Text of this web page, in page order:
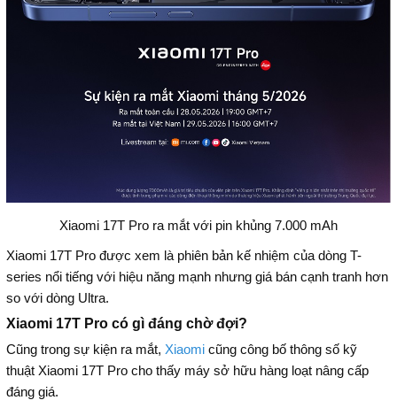
Xiaomi 17T Pro ra mắt với pin khủng 7.000 mAh
Xiaomi 17T Pro được xem là phiên bản kế nhiệm của dòng T-
series nổi tiếng với hiệu năng mạnh nhưng giá bán cạnh tranh hơn
so với dòng Ultra.
Xiaomi 17T Pro có gì đáng chờ đợi?
Cũng trong sự kiện ra mắt, Xiaomicũng công bố thông số kỹ
thuật Xiaomi 17T Pro cho thấy máy sở hữu hàng loạt nâng cấp
đáng giá.